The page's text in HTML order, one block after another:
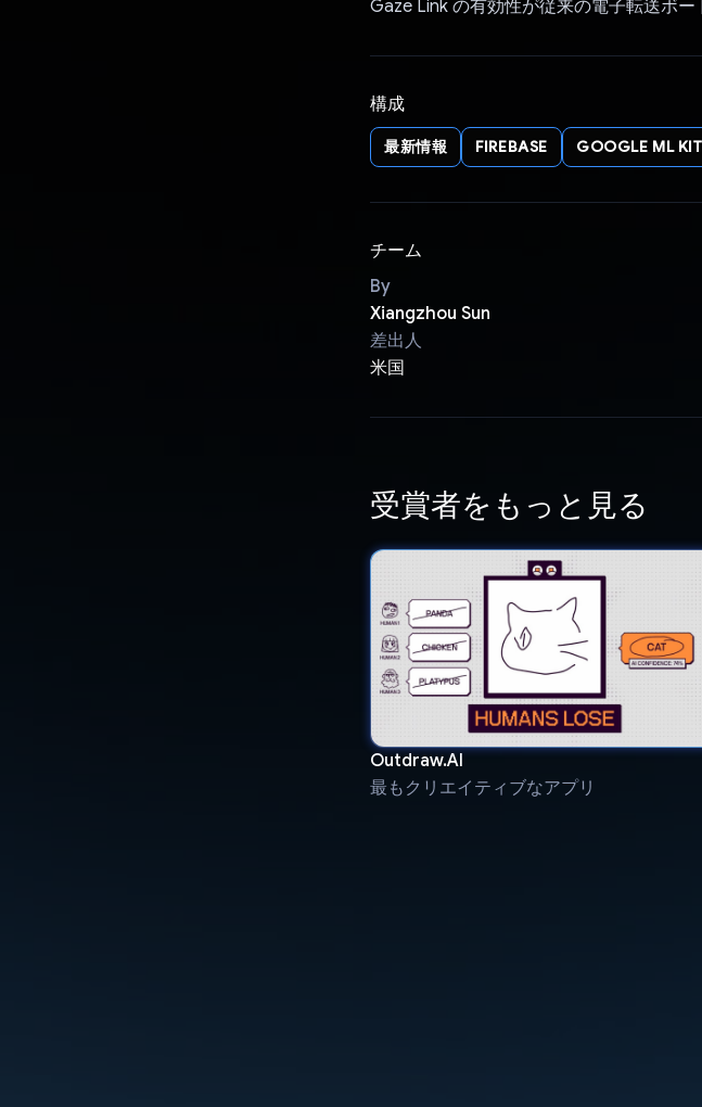
Gaze Link の有効性が従来の電子転送ボー
構成
最新情報 FIREBASE GOOGLE ML KIT
チーム
By
Xiangzhou Sun
差出人
米国
受賞者をもっと見る
Outdraw.AI
最もクリエイティブなアプリ